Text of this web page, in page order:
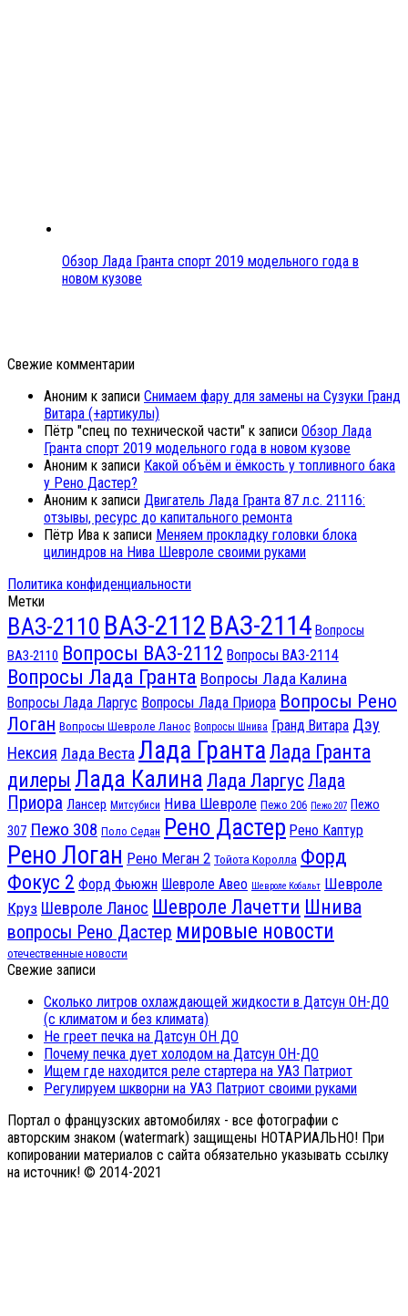
Обзор Лада Гранта спорт 2019 модельного года в
новом кузове
Свежие комментарии
Аноним к записи Снимаем фару для замены на Сузуки Гранд
Витара (+артикулы)
Пётр "спец по технической части" к записи Обзор Лада
Гранта спорт 2019 модельного года в новом кузове
Аноним к записи Какой объём и ёмкость у топливного бака
у Рено Дастер?
Аноним к записи Двигатель Лада Гранта 87 л.с. 21116:
отзывы, ресурс до капитального ремонта
Пётр Ива к записи Меняем прокладку головки блока
цилиндров на Нива Шевроле своими руками
Политика конфиденциальности
Метки
ВАЗ-2110 ВАЗ-2112 ВАЗ-2114 Вопросы
ВАЗ-2110 Вопросы ВАЗ-2112 Вопросы ВАЗ-2114
Вопросы Лада Гранта Вопросы Лада Калина
Вопросы Лада Ларгус Вопросы Лада Приора Вопросы Рено
Логан Вопросы Шевроле Ланос Вопросы Шнива Гранд Витара Дэу
Нексия Лада Веста Лада Гранта Лада Гранта
дилеры Лада Калина Лада Ларгус Лада
Приора Лансер Митсубиси Нива Шевроле Пежо 206 Пежо 207 Пежо
307 Пежо 308 Поло Седан Рено Дастер Рено Каптур
Рено Логан Рено Меган 2 Тойота Королла Форд
Фокус 2 Форд Фьюжн Шевроле Авео Шевроле Кобальт Шевроле
Круз Шевроле Ланос Шевроле Лачетти Шнива
вопросы Рено Дастер мировые новости
отечественные новости
Свежие записи
Сколько литров охлаждающей жидкости в Датсун ОН-ДО
(с климатом и без климата)
Не греет печка на Датсун ОН ДО
Почему печка дует холодом на Датсун ОН-ДО
Ищем где находится реле стартера на УАЗ Патриот
Регулируем шкворни на УАЗ Патриот своими руками
Портал о французских автомобилях - все фотографии с
авторским знаком (watermark) защищены НОТАРИАЛЬНО! При
копировании материалов с сайта обязательно указывать ссылку
на источник! © 2014-2021